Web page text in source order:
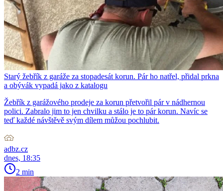
Starý žebřík z garáže za stopadesát korun. Pár ho natřel, přidal prkna
a obývák vypadá jako z katalogu
Žebřík z garážového prodeje za korun přetvořil pár v nádhernou
polici. Zabralo jim to jen chvilku a stálo je to pár korun. Navíc se
teď každé návštěvě svým dílem můžou pochlubit.
adbz.cz
dnes, 18:35
2 min